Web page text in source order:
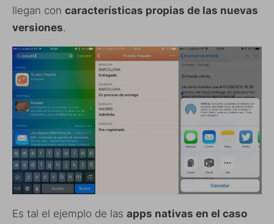
llegan con características propias de las nuevas
versiones.
Es tal el ejemplo de las apps nativas en el caso